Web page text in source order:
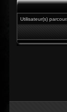
Utilisateur(s)